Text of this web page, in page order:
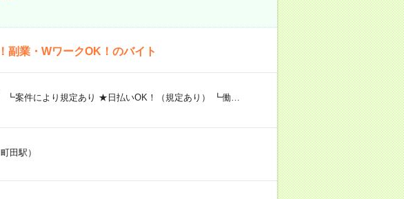
副業・WワークOK！のバイト
┗案件により規定あり ★日払いOK！（規定あり） ┗働…
田駅）